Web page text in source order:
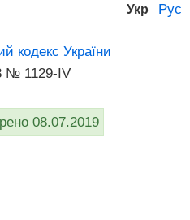
Укр Рус
кодекс України
№ 1129-IV
08.07.2019